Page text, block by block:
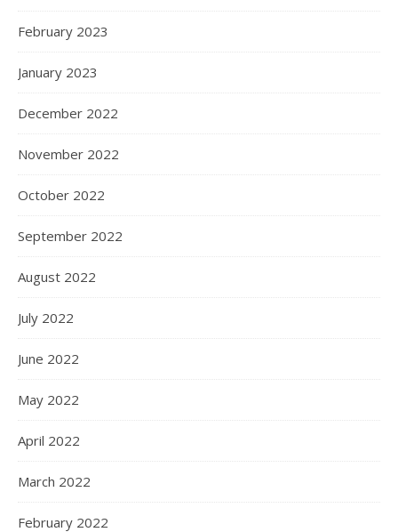
February 2023
January 2023
December 2022
November 2022
October 2022
September 2022
August 2022
July 2022
June 2022
May 2022
April 2022
March 2022
February 2022